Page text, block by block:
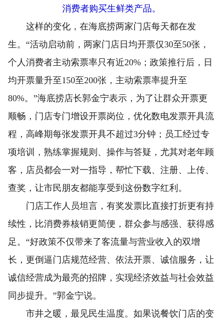
消费者购买生鲜类产品。
这样的变化，在海底捞两家门店每天都在发
生。“活动启动前，两家门店日均开票仅30至50张，
个人消费者主动索票率只有近20%；政策推行后，日
均开票量升至150至200张，主动索票率提升至
80%。”海底捞店长郭金宁表示，为了让群众开票更
顺畅，门店专门增设开票岗位，优化数电发票开具流
程，高峰期每张发票开具不超过3分钟；员工经过专
项培训，熟练掌握规则、操作与答疑，尤其对老年顾
客，店员都会一对一指导，帮忙下载、注册、上传、
查奖，让市民朋友都能享受到这份数字红利。
门店工作人员坦言，有奖发票比直接打折更有持
续性，比消费券核销更简便，群众参与感强、获得感
足。“好政策不仅带来了客流量与营业收入的双增
长，更倒逼门店规范经营、依法开票、诚信服务，让
诚信经营成为最亮的招牌，实现经济效益与社会效益
同步提升。”郭金宁说。
市井之暖，最见民生温度。如果说餐饮门店的变